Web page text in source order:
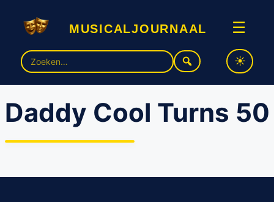
musicaljournaal ☰
Zoek
naar:
Daddy Cool Turns 50
50 jaar na Daddy Cool:
wereldhits van Boney M.
eindelijk live in het theater